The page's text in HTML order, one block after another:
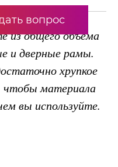
вопрос
из общего объема
и дверные рамы.
хрупкое
чтобы материала
вы используйте.